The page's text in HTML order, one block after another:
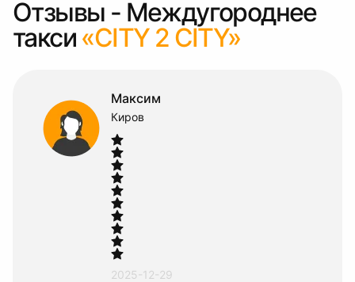
Отзывы - Междугороднее
такси «CITY 2 CITY»
Максим
Киров
2025-12-29